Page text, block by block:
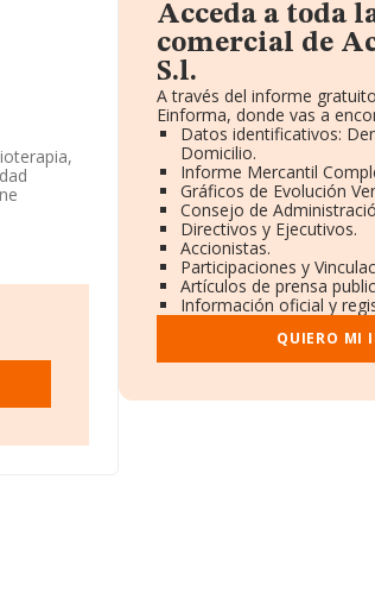
en Calle
de
la
con
la media
Acceda a toda
comercial de
S.l.
A través del informe
Einforma, donde vas a
Datos identificativos:
Domicilio.
Informe Mercantil
Gráficos de Evolución
Consejo de
Directivos y Ejecutivos.
Accionistas.
Participaciones y
Artículos de prensa
Información oficial y
QUIERO MI